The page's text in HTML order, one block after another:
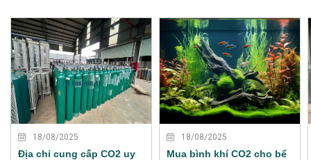
XEM THÊM
18/08/2025
Địa chỉ cung cấp CO2 uy
XEM THÊM
18/08/2025
Mua bình khí CO2 cho bể